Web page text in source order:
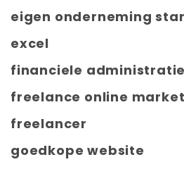
eigen onderneming
excel
financiele administratie
freelance online
freelancer
goedkope website